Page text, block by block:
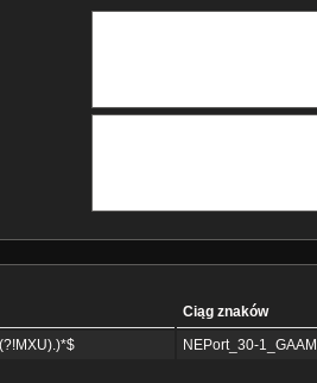
Ciąg znaków
NEPort_30-